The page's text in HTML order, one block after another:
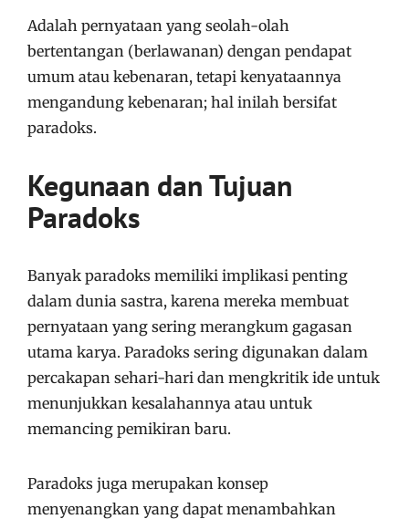
Adalah pernyataan yang seolah-olah
bertentangan (berlawanan) dengan pendapat
umum atau kebenaran, tetapi kenyataannya
mengandung kebenaran; hal inilah bersifat
paradoks.
Kegunaan dan Tujuan
Paradoks
Banyak paradoks memiliki implikasi penting
dalam dunia sastra, karena mereka membuat
pernyataan yang sering merangkum gagasan
utama karya. Paradoks sering digunakan dalam
percakapan sehari-hari dan mengkritik ide untuk
menunjukkan kesalahannya atau untuk
memancing pemikiran baru.
Paradoks juga merupakan konsep
menyenangkan yang dapat menambahkan